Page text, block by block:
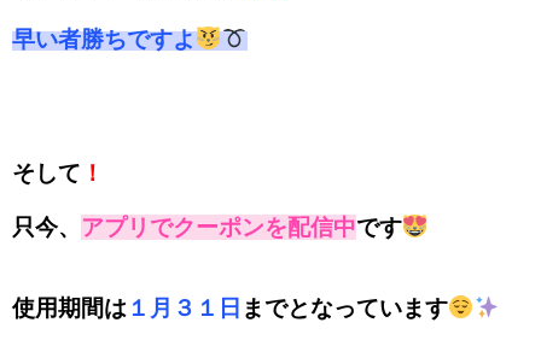
早い者勝ちですよ
そして ！
只今、 アプリでクーポンを配信中です
使用期間は １月３１日 までとなっています